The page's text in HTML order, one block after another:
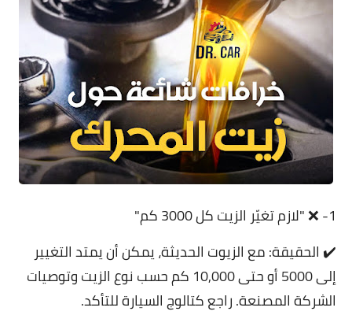
1- ❌ "لازم تغيّر الزيت كل 3000 كم"
✔️ الحقيقة: مع الزيوت الحديثة، يمكن أن يمتد التغيير
إلى 5000 أو حتى 10,000 كم حسب نوع الزيت وتوصيات
الشركة المصنعة. راجع كتالوج السيارة للتأكد.